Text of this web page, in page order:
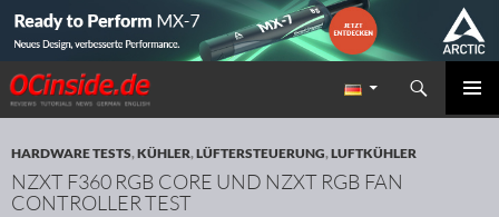
Redaktion ocinside.de PC Hardware Portal
Suchen
ZUM INHALT SPRINGEN
HARDWARE TESTS,KÜHLER,LÜFTERSTEUERUNG,LUFTKÜHLER
NZXT F360 RGB CORE UND NZXT RGB FAN
CONTROLLER TEST